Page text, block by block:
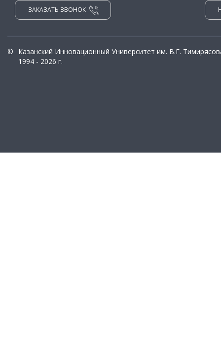
ЗАКАЗАТЬ ЗВОНОК
©
Казанский Инновационный Университет им. В.Г.
1994 - 2026 г.